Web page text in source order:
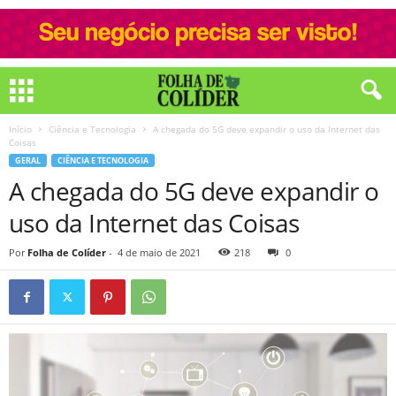
Início Ciência e Tecnologia
A chegada do 5G deve expandir o uso da Internet das
Coisas
GERAL CIÊNCIA E TECNOLOGIA
A chegada do 5G deve expandir o
uso da Internet das Coisas
Por Folha de Colíder - 4 de maio de 2021 218 0